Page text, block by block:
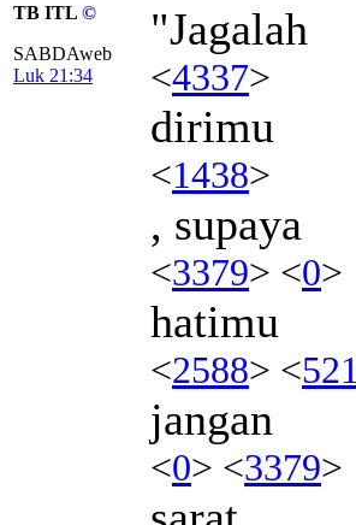
TB ITL ©
SABDAweb
Luk 21:34
"Jagalah
<4337>
dirimu
<1438>
, supaya
<3379> <0>
hatimu
<2588> <
jangan
<0> <3379>